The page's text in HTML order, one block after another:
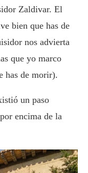
Zaldivar. El
bien que has de
nos advierta
que yo marco
has de morir).
un paso
encima de la